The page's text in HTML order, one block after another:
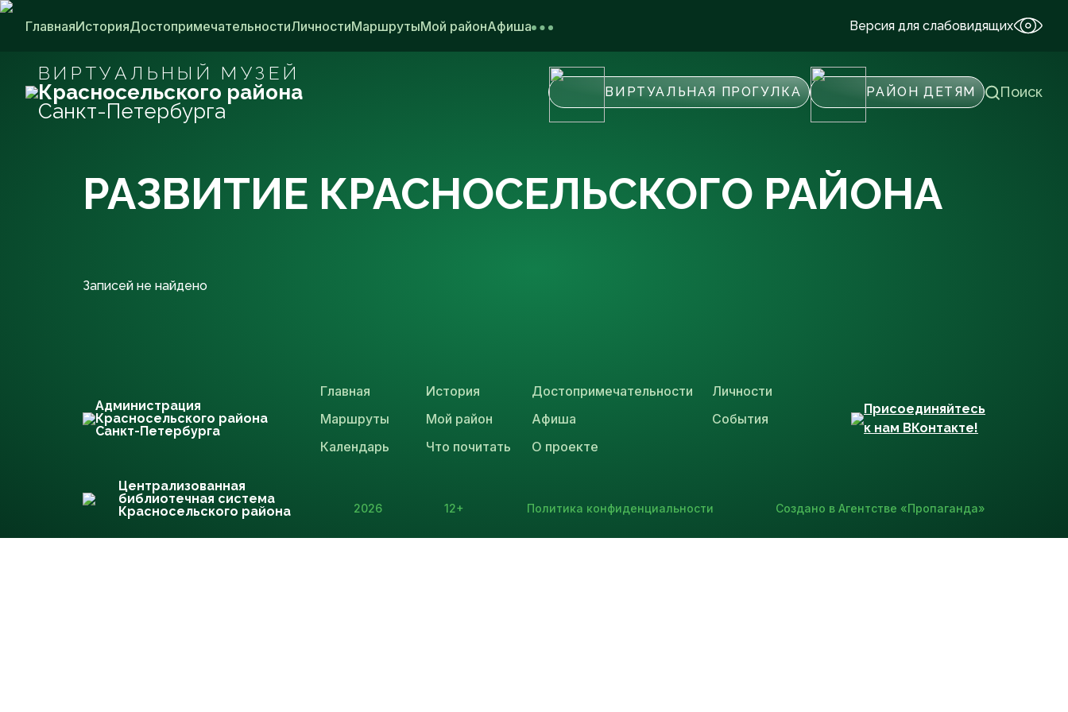
ГлавнаяИсторияДостопримечательностиЛичностиМаршрутыМой районАфиша Версия для слабовидящих
ВИРТУАЛЬНЫЙ МУЗЕЙ
Красносельского района
Санкт-Петербурга
ВИРТУАЛЬНАЯ ПРОГУЛКА РАЙОН ДЕТЯМ Поиск
РАЗВИТИЕ КРАСНОСЕЛЬСКОГО РАЙОНА
Записей не найдено
Администрация
Красносельского района
Санкт-Петербурга
Главная История Достопримечательности
Личности
Маршруты
Мой район Афиша
События
Календарь
Что почитать О проекте
Присоединяйтесь
к нам ВКонтакте!
Централизованная
библиотечная система
Красносельского района
2026 12+ Политика конфиденциальности Создано в Агентстве «Пропаганда»